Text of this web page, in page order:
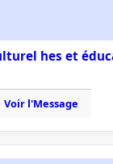
hes et
Voir l'Message